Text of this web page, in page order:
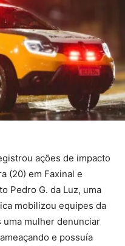
ações de impacto
(20) em Faxinal e
Pedro G. da Luz, uma
mobilizou equipes da
uma mulher denunciar
e possuía